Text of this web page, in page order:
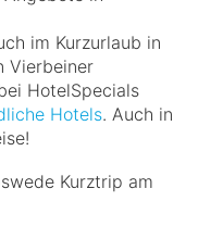
im Kurzurlaub in
Vierbeiner
HotelSpecials
Hotels. Auch in
Kurztrip am